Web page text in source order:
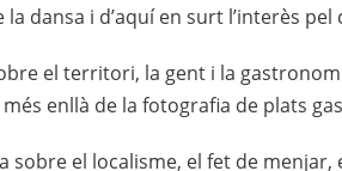
dansa i d’aquí en surt l’interès
el territori, la gent i la
enllà de la fotografia de plats
sobre el localisme, el fet de